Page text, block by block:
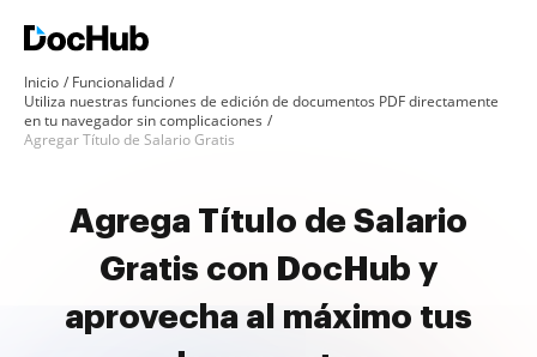
Inicio
Funcionalidad
Utiliza nuestras funciones de edición de documentos PDF directamente
en tu navegador sin complicaciones
Agregar Título de Salario Gratis
Agrega Título de Salario
Gratis con DocHub y
aprovecha al máximo tus